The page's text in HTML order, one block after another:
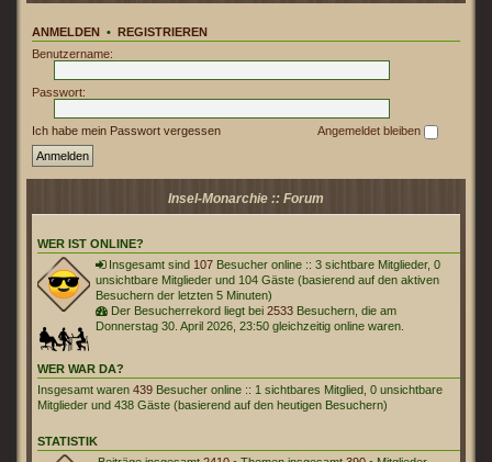
ANMELDEN • REGISTRIEREN
Benutzername:
Passwort:
Ich habe mein Passwort vergessen Angemeldet bleiben
Insel-Monarchie :: Forum
WER IST ONLINE?
Insgesamt sind 107 Besucher online :: 3 sichtbare Mitglieder, 0
unsichtbare Mitglieder und 104 Gäste (basierend auf den aktiven
Besuchern der letzten 5 Minuten)
Der Besucherrekord liegt bei 2533 Besuchern, die am
Donnerstag 30. April 2026, 23:50 gleichzeitig online waren.
WER WAR DA?
Insgesamt waren 439 Besucher online :: 1 sichtbares Mitglied, 0 unsichtbare
Mitglieder und 438 Gäste (basierend auf den heutigen Besuchern)
STATISTIK